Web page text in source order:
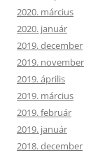
2020. március
2020. január
2019. december
2019. november
2019. április
2019. március
2019. február
2019. január
2018. december